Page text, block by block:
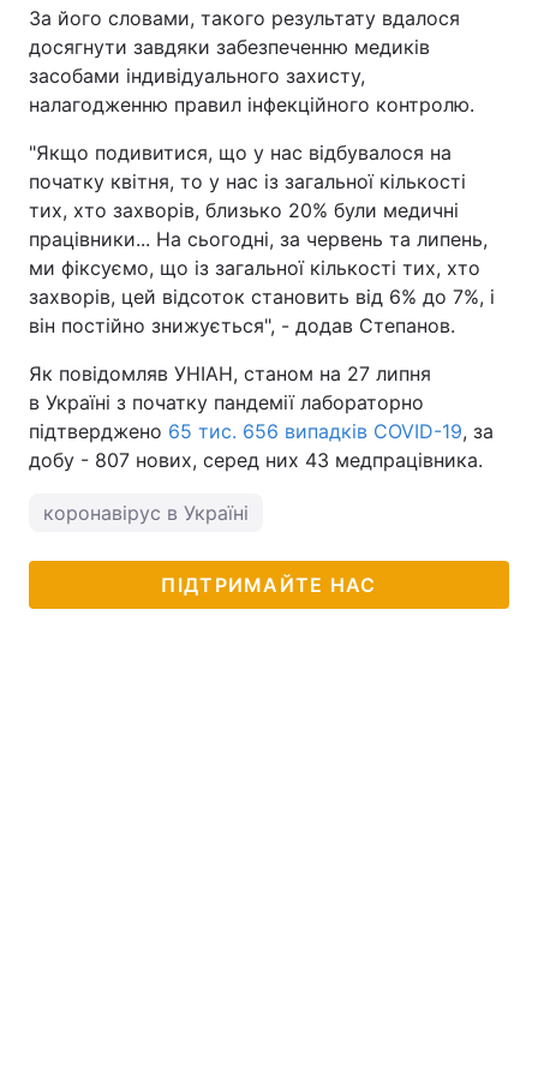
За його словами, такого результату вдалося
досягнути завдяки забезпеченню медиків
засобами індивідуального захисту,
налагодженню правил інфекційного контролю.
"Якщо подивитися, що у нас відбувалося на
початку квітня, то у нас із загальної кількості
тих, хто захворів, близько 20% були медичні
працівники... На сьогодні, за червень та липень,
ми фіксуємо, що із загальної кількості тих, хто
захворів, цей відсоток становить від 6% до 7%, і
він постійно знижується", - додав Степанов.
Як повідомляв УНІАН, станом на 27 липня
в Україні з початку пандемії лабораторно
підтверджено 65 тис. 656 випадків COVID-19, за
добу - 807 нових, серед них 43 медпрацівника.
коронавірус в Україні
ПІДТРИМАЙТЕ НАС